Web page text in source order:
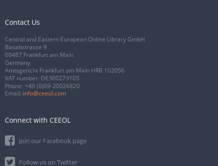
Contact Us
Central and Eastern European Online Library GmbH
Basaltstrasse 9
60487 Frankfurt am Main
Germany
Amtsgericht Frankfurt am Main HRB 102056
VAT number: DE300273105
Phone: +49 (0)69-20026820
Email: info@ceeol.com
Connect with CEEOL
Join our Facebook page
Follow us on Twitter